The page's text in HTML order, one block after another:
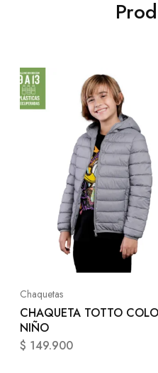
Chaquetas
CHAQUETA TOTTO
NIÑO
$ 149.900